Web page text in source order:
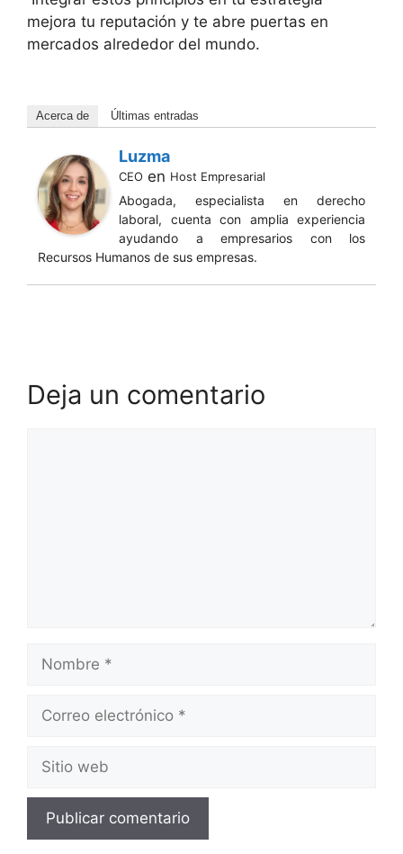
mejora tu reputación y te abre puertas en
mercados alrededor del mundo.
Acerca de Últimas entradas
Luzma
CEO en Host Empresarial
Abogada, especialista en derecho
laboral, cuenta con amplia experiencia
ayudando a empresarios con los
Recursos Humanos de sus empresas.
Deja un comentario